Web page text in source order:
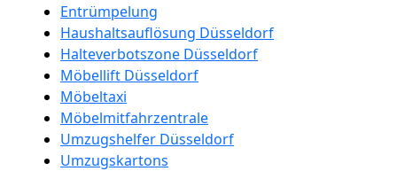
Entrümpelung
Haushaltsauflösung Düsseldorf
Halteverbotszone Düsseldorf
Möbellift Düsseldorf
Möbeltaxi
Möbelmitfahrzentrale
Umzugshelfer Düsseldorf
Umzugskartons